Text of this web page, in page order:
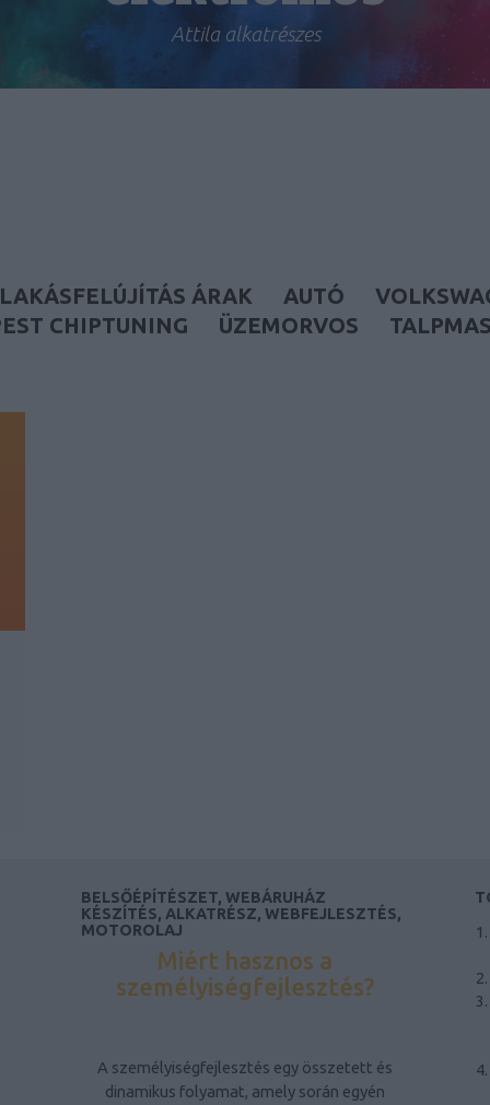
Attila alkatrészes
LAKÁSFELÚJÍTÁS ÁRAK AUTÓ
CHIPTUNING
ÜZEMORVOS
BELSŐÉPÍTÉSZET, WEBÁRUHÁZ
KÉSZÍTÉS, ALKATRÉSZ, WEBFEJLESZTÉS,
MOTOROLAJ
Miért hasznos a
személyiségfejlesztés?
A személyiségfejlesztés egy összetett és
dinamikus folyamat, amely során egyén